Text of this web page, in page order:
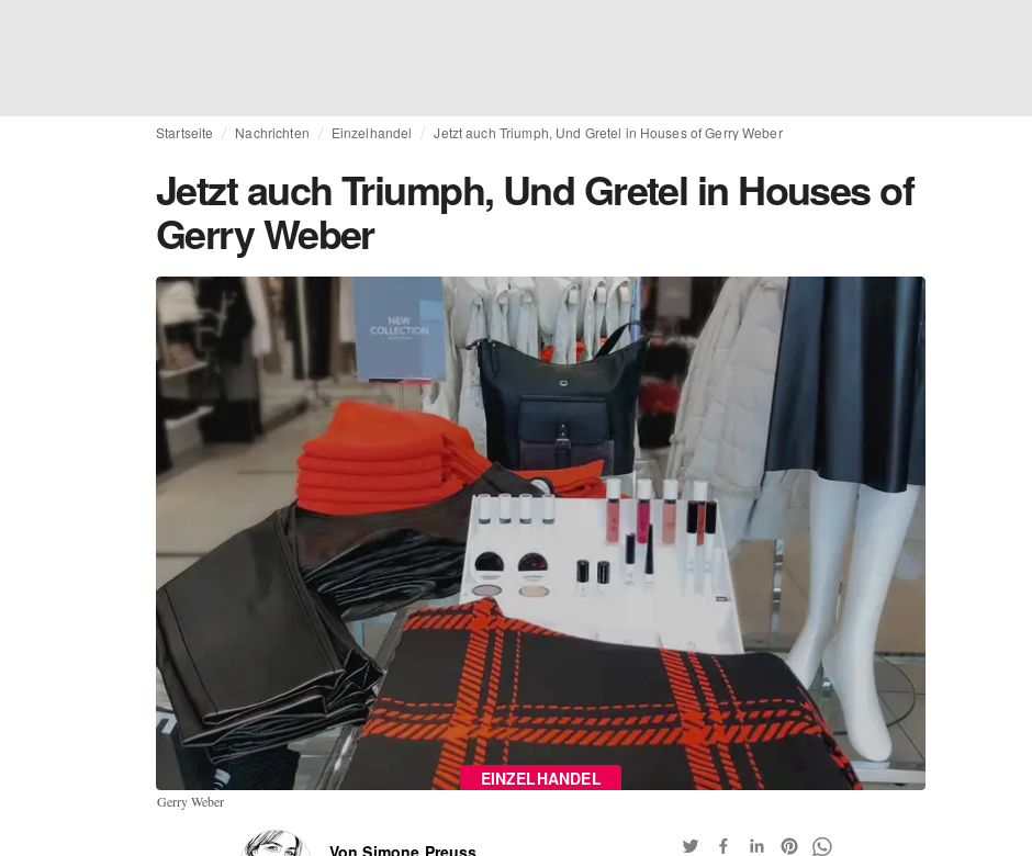
Startseite Nachrichten Einzelhandel Jetzt auch Triumph, Und Gretel in Houses of Gerry Weber
Jetzt auch Triumph, Und Gretel in Houses of
Gerry Weber
EINZELHANDEL
Gerry Weber
Von Simone Preuss